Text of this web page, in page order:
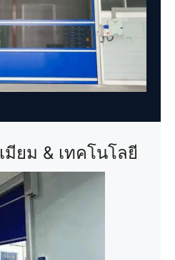
มียม & เทคโนโลยี